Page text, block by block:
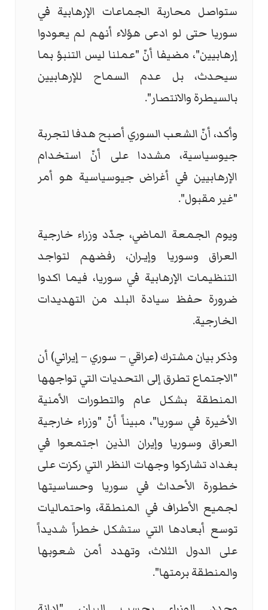
ستواصل محاربة الجماعات الإرهابية في
سوريا حتى لو ادعى هؤلاء أنهم لم يعودوا
إرهابيين"، مضيفا أنّ "عملنا ليس التنبؤ بما
سيحدث، بل عدم السماح للإرهابيين
بالسيطرة والانتصار".
وأكد، أنّ الشعب السوري أصبح هدفا لتجربة
جيوسياسية، مشددا على أنّ استخدام
الإرهابيين في أغراض جيوسياسية هو أمر
"غير مقبول".
ويوم الجمعة الماضي، جدّد وزراء خارجية
العراق وسوريا وإيـران، رفضهم لتواجد
التنظيمات الإرهابية في سوريا، فيما اكدوا
ضرورة حفظ سيادة البلد من التهديدات
الخارجية.
وذكر بيان مشترك (عراقي – سوري – إيراني) أن
"الاجتماع تطرق إلى التحديات التي تواجهها
المنطقة بشكل عام والتطورات الأمنية
الأخيرة في سوريا"، مبيناً أنّ "وزراء خارجية
العراق وسوريا وإيران الذين اجتمعوا في
بغداد تشاركوا وجهات النظر التي ركزت على
خطورة الأحداث في سوريا وحساسيتها
لجميع الأطراف في المنطقة، واحتماليات
توسع أبعادها التي ستشكل خطراً شديداً
على الدول الثلاث، وتهدد أمن شعوبها
والمنطقة برمتها".